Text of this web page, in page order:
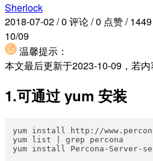
Sherlock
2018-07-02/0 评论/0 点赞/
10/09
温馨提示：
本文最后更新于2023-10-09，若
1.可通过 yum 安装
yum install http://
yum list | grep percona